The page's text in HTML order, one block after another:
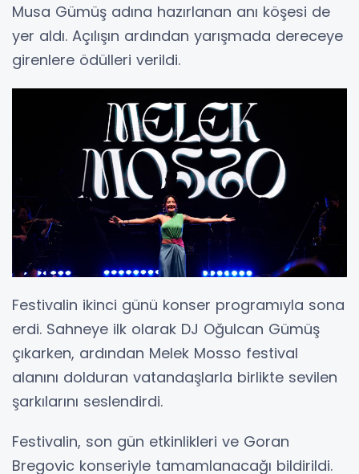
Musa Gümüş adına hazırlanan anı köşesi de
yer aldı. Açılışın ardından yarışmada dereceye
girenlere ödülleri verildi.
Festivalin ikinci günü konser programıyla sona
erdi. Sahneye ilk olarak DJ Oğulcan Gümüş
çıkarken, ardından Melek Mosso festival
alanını dolduran vatandaşlarla birlikte sevilen
şarkılarını seslendirdi.
Festivalin, son gün etkinlikleri ve Goran
Bregovic konseriyle tamamlanacağı bildirildi.